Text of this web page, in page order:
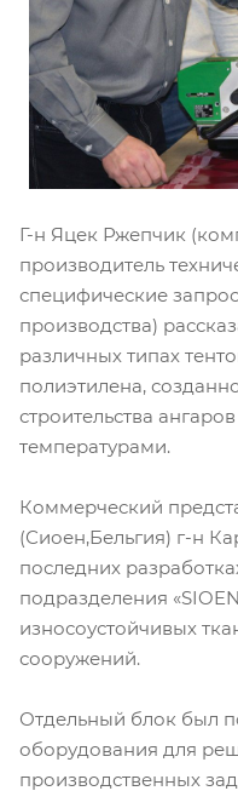
Г-н Яцек Ржепчик
производитель
специфические
производства)
различных типах
полиэтилена,
строительства
температурами.
Коммерческий
(Сиоен,Бельгия) г-н
последних
подразделения
износоустойчивых
сооружений.
Отдельный блок был
оборудования для
производственных